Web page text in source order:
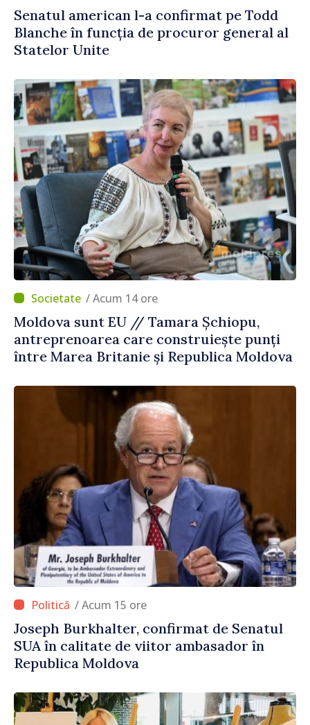
Senatul american l-a confirmat pe Todd
Blanche în funcția de procuror general al
Statelor Unite
/ Acum 14 ore
Moldova sunt EU // Tamara Șchiopu,
antreprenoarea care construiește punți
între Marea Britanie și Republica Moldova
/ Acum 15 ore
Joseph Burkhalter, confirmat de Senatul
SUA în calitate de viitor ambasador în
Republica Moldova